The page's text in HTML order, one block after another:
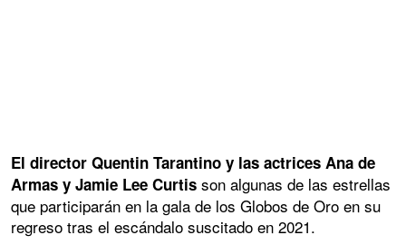
El director Quentin Tarantino y las actrices Ana de
Armas y Jamie Lee Curtis son algunas de las estrellas
que participarán en la gala de los Globos de Oro en su
regreso tras el escándalo suscitado en 2021.